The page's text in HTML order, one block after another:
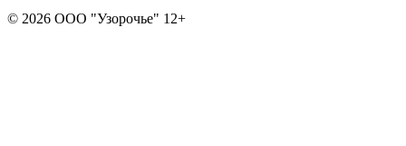
© 2026 ООО "Узорочье" 12+